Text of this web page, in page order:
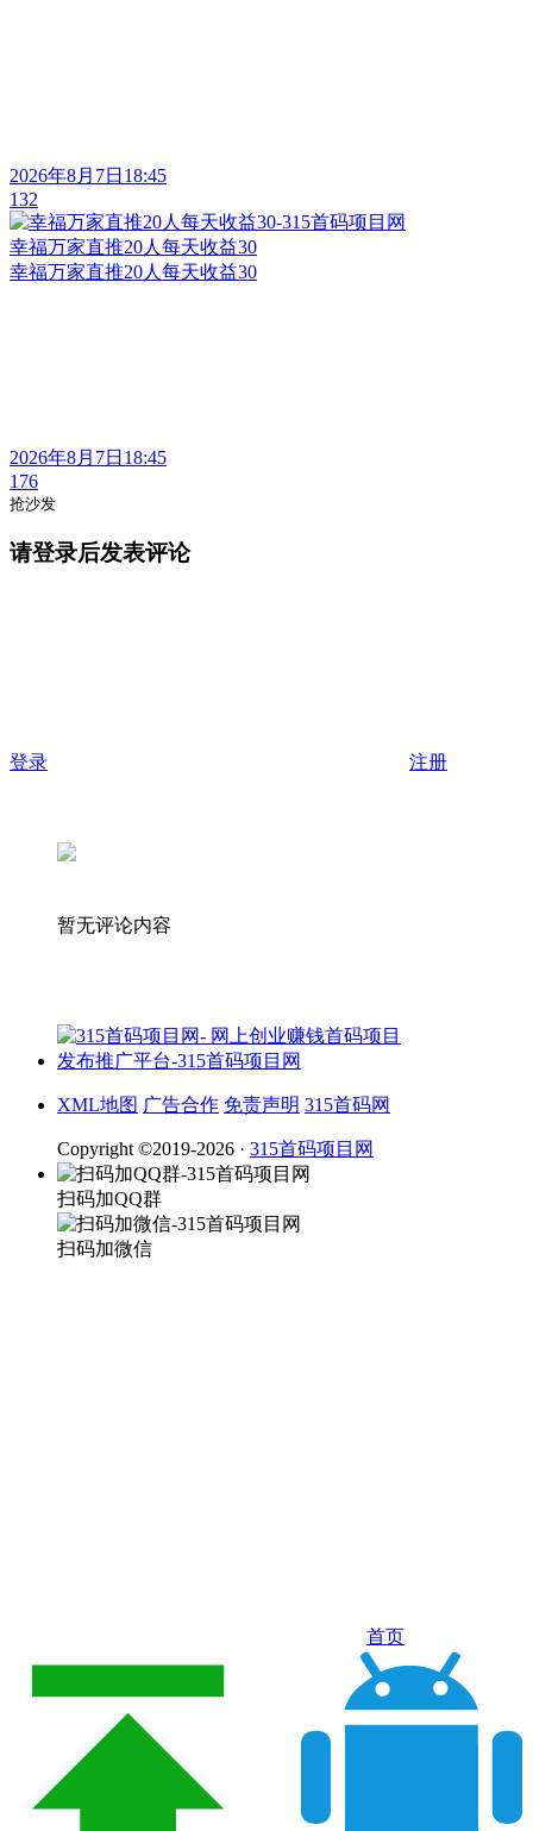
2026年8月7日18:45
132
幸福万家直推20人每天收益30
幸福万家直推20人每天收益30
2026年8月7日18:45
176
抢沙发
请登录后发表评论
登录 注册
暂无评论内容
XML地图 广告合作 免责声明 315首码网
Copyright ©2019-2026 · 315首码项目网
扫码加QQ群
扫码加微信
首页